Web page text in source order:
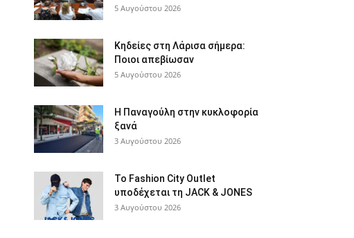
5 Αυγούστου 2026
Κηδείες στη Λάρισα σήμερα:
Ποιοι απεβίωσαν
5 Αυγούστου 2026
Η Παναγούλη στην κυκλοφορία
ξανά
3 Αυγούστου 2026
Το Fashion City Outlet
υποδέχεται τη JACK & JONES
3 Αυγούστου 2026